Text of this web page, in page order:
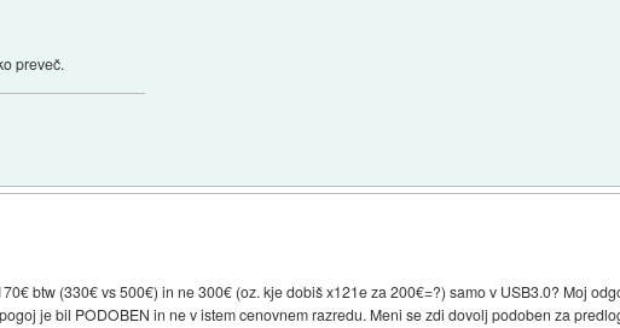
preveč.
btw (330€ vs 500€) in ne 300€ (oz. kje dobiš x121e za 200€=?) samo v USB3.0? Moj
je bil PODOBEN in ne v istem cenovnem razredu. Meni se zdi dovolj podoben za